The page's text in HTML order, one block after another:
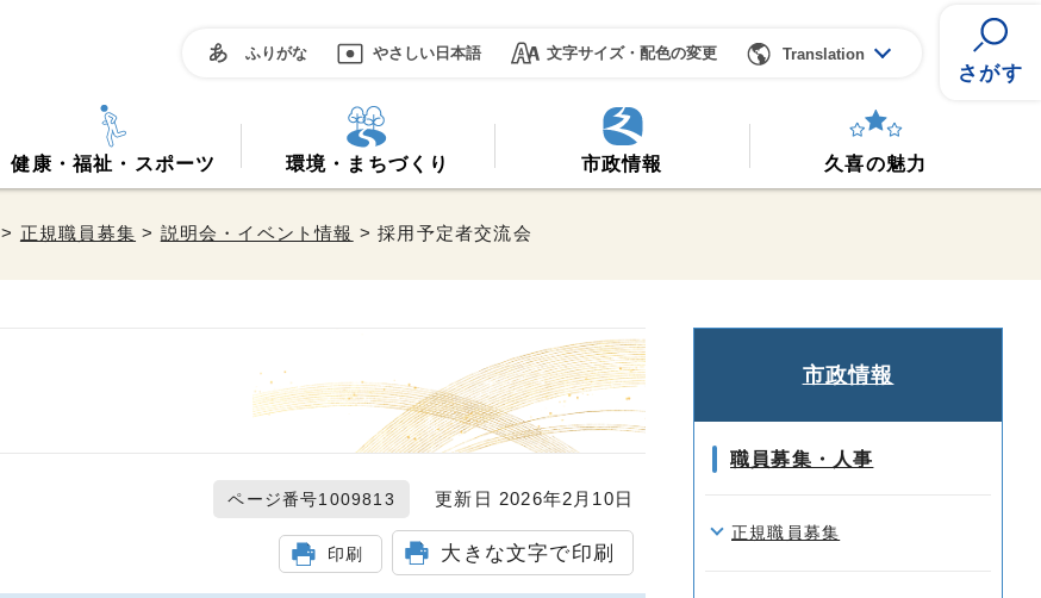
ふりがな やさしい日本語 文字サイズ・配色の変更 Translation
さがす
健康・福祉・スポーツ 環境・まちづくり 市政情報 久喜の魅力
> 正規職員募集 > 説明会・イベント情報 > 採用予定者交流会
ページ番号1009813 更新日 2026年2月10日
印刷 大きな文字で印刷
市政情報
職員募集・人事
正規職員募集